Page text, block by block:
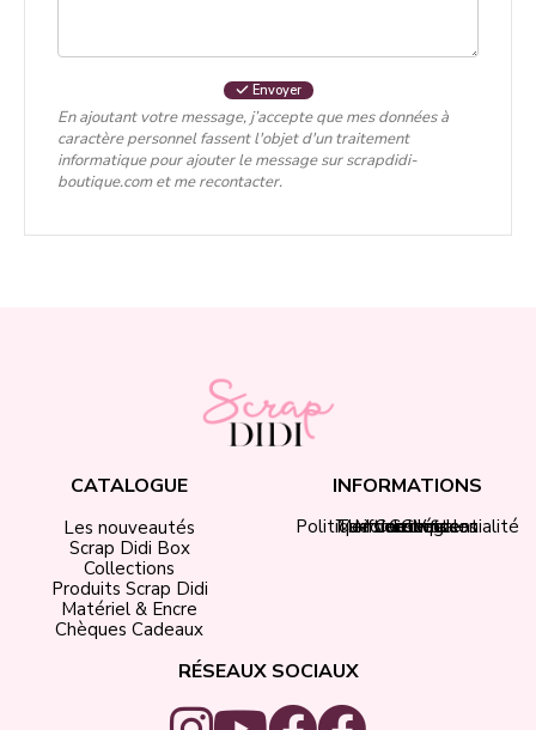
Envoyer
En ajoutant votre message, j’accepte que mes données à
caractère personnel fassent l'objet d'un traitement
informatique pour ajouter le message sur scrapdidi-
boutique.com et me recontacter.
CATALOGUE
Les nouveautés
Scrap Didi Box
Collections
Produits Scrap Didi
Matériel & Encre
Chèques Cadeaux
INFORMATIONS
Contact
Mon compte
CGV
Politique de confidentialité
Mentions légales
Tarifs de livraison
RÉSEAUX SOCIAUX